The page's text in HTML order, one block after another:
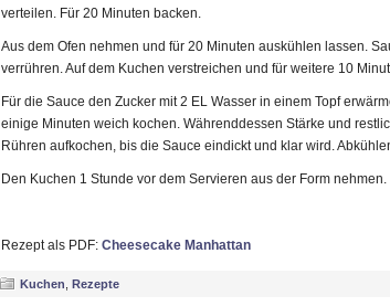
verteilen. Für 20 Minuten backen.
Aus dem Ofen nehmen und für 20 Minuten auskühlen lassen.
verrühren. Auf dem Kuchen verstreichen und für weitere 10
Für die Sauce den Zucker mit 2 EL Wasser in einem Topf
einige Minuten weich kochen. Währenddessen Stärke und
Rühren aufkochen, bis die Sauce eindickt und klar wird.
Den Kuchen 1 Stunde vor dem Servieren aus der Form
Rezept als PDF: Cheesecake Manhattan
Kuchen Rezepte